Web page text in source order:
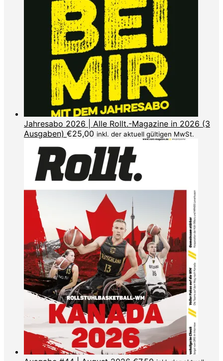
Jahresabo 2026 | Alle Rollt.-Magazine in 2026 (3
Ausgaben) €25,00 inkl. der aktuell gültigen MwSt.